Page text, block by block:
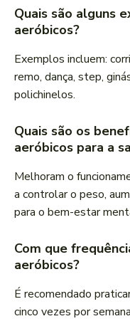
Quais são alguns
aeróbicos?
Exemplos incluem:
remo, dança, step,
polichinelos.
Quais são os
aeróbicos para a
Melhoram o
a controlar o peso,
para o bem-estar
Com que
aeróbicos?
É recomendado
cinco vezes por